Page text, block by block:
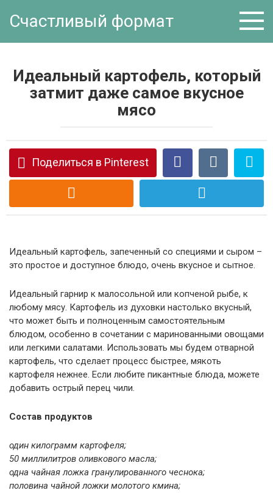
Счастливый формат
Идеальный картофель, который
затмит даже самое вкусное
мясо
Поделиться в Pinterest
Идеальный картофель, запеченный со специями и сыром –
это простое и доступное блюдо, очень вкусное и сытное.
Идеальный гарнир к малосольной или копченой рыбе, к
любому мясу. Картофель из духовки настолько вкусный,
что может быть и полноценным самостоятельным
блюдом, особенно в сочетании с маринованными овощами
или легкими салатами. Использовать мы будем отварной
картофель, что сделает процесс быстрее, мякоть
картофеля нежнее. Если любите пикантные блюда, можете
добавить острый перец чили.
Состав продуктов
один килограмм картофеля;
50 миллилитров оливкового масла;
одна чайная ложка гранулированного чеснока;
половина чайной ложки молотого кмина;